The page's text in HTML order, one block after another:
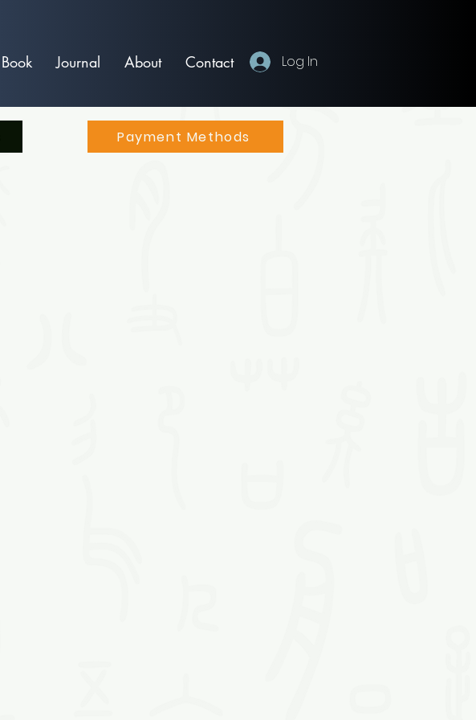
Book Journal About Contact Log In
Payment Methods